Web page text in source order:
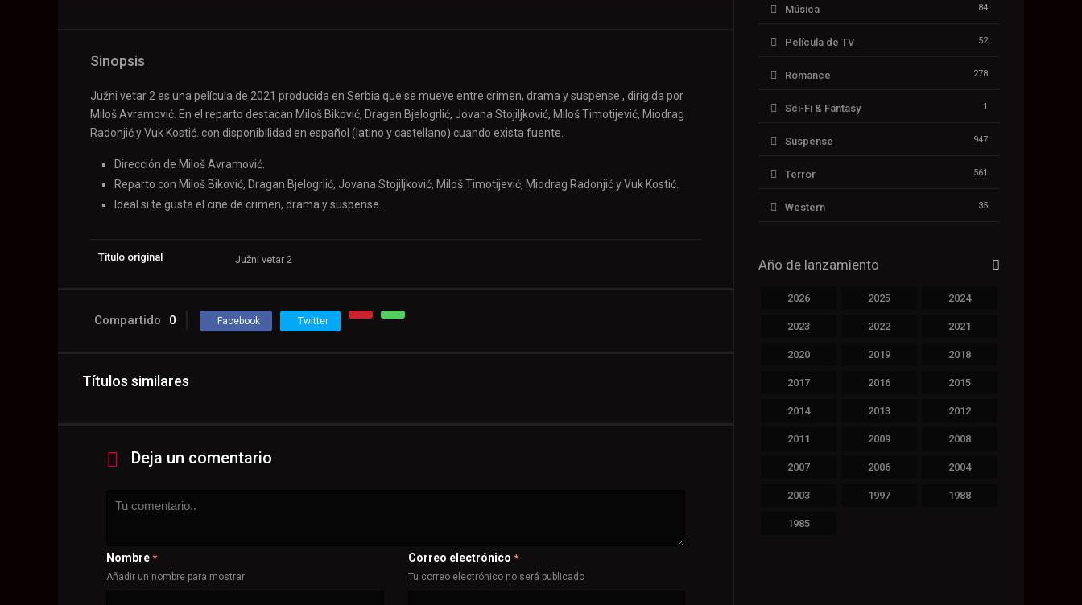
Sinopsis
Južni vetar 2 es una película de 2021 producida en Serbia que se mueve entre crimen, drama y suspense , dirigida por
Miloš Avramović. En el reparto destacan Miloš Biković, Dragan Bjelogrlić, Jovana Stojiljković, Miloš Timotijević, Miodrag
Radonjić y Vuk Kostić. con disponibilidad en español (latino y castellano) cuando exista fuente.
Dirección de Miloš Avramović.
Reparto con Miloš Biković, Dragan Bjelogrlić, Jovana Stojiljković, Miloš Timotijević, Miodrag Radonjić y Vuk Kostić.
Ideal si te gusta el cine de crimen, drama y suspense.
Título original Južni vetar 2
Compartido 0 Facebook Twitter
Títulos similares
Deja un comentario
Nombre *
Añadir un nombre para mostrar
Correo electrónico *
Tu correo electrónico no será publicado
Música 84
Película de TV 52
Romance 278
Sci-Fi & Fantasy 1
Suspense 947
Terror 561
Western 35
Año de lanzamiento
2026 2025 2024
2023 2022 2021
2020 2019 2018
2017 2016 2015
2014 2013 2012
2011 2009 2008
2007 2006 2004
2003 1997 1988
1985